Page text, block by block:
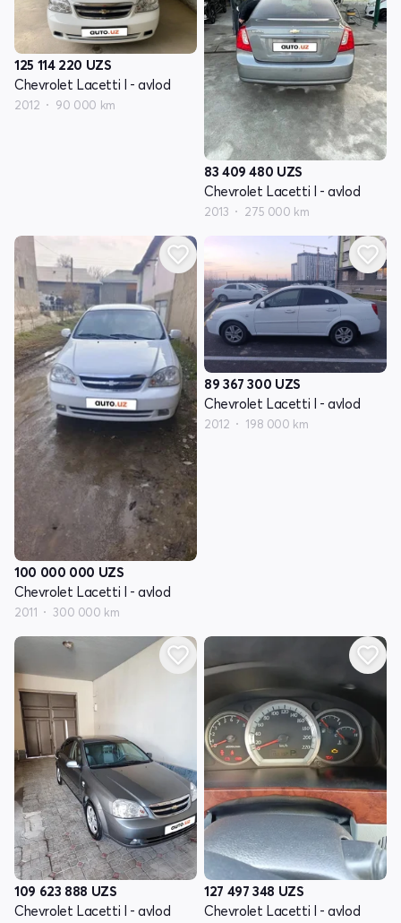
125 114 220 UZS
Chevrolet Lacetti I - avlod
2012 90 000 km
83 409 480 UZS
Chevrolet Lacetti I - avlod
2013 275 000 km
100 000 000 UZS
Chevrolet Lacetti I - avlod
2011 300 000 km
89 367 300 UZS
Chevrolet Lacetti I - avlod
2012 198 000 km
109 623 888 UZS
Chevrolet Lacetti I - avlod
127 497 348 UZS
Chevrolet Lacetti I - avlod